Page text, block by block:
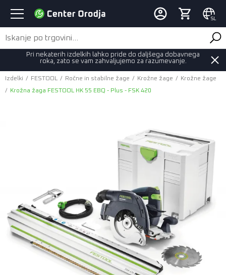
SL
Pri nekaterih izdelkih lahko pride do daljšega dobavnega
roka, zato se vam zahvaljujemo za razumevanje.
Izdelki / FESTOOL / Ročne in stabilne žage / Krožne žage /
Krožne žage
/
Krožna žaga FESTOOL HK 55 EBQ - Plus - FSK 420